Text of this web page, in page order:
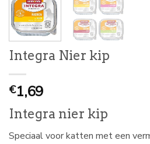
Integra Nier kip
€1,69
Integra nier kip
Speciaal voor katten met een